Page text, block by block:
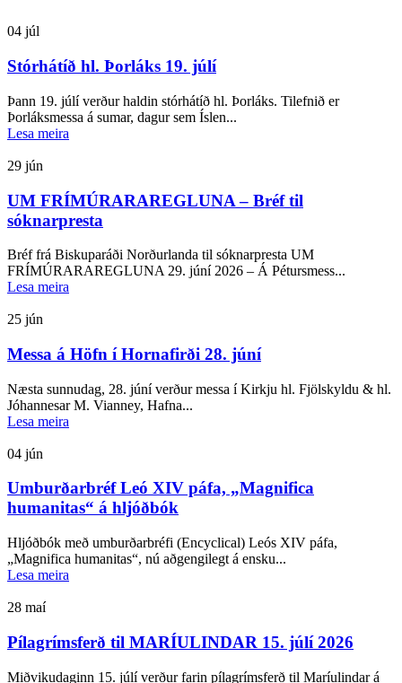
04 júl
Stórhátíð hl. Þorláks 19. júlí
Þann 19. júlí verður haldin stórhátíð hl. Þorláks. Tilefnið er
Þorláksmessa á sumar, dagur sem Íslen...
Lesa meira
29 jún
UM FRÍMÚRARAREGLUNA – Bréf til
sóknarpresta
Bréf frá Biskuparáði Norðurlanda til sóknarpresta UM
FRÍMÚRARAREGLUNA 29. júní 2026 – Á Pétursmess...
Lesa meira
25 jún
Messa á Höfn í Hornafirði 28. júní
Næsta sunnudag, 28. júní verður messa í Kirkju hl. Fjölskyldu & hl.
Jóhannesar M. Vianney, Hafna...
Lesa meira
04 jún
Umburðarbréf Leó XIV páfa, „Magnifica
humanitas“ á hljóðbók
Hljóðbók með umburðarbréfi (Encyclical) Leós XIV páfa,
„Magnifica humanitas“, nú aðgengilegt á ensku...
Lesa meira
28 maí
Pílagrímsferð til MARÍULINDAR 15. júlí 2026
Miðvikudaginn 15. júlí verður farin pílagrímsferð til Maríulindar á